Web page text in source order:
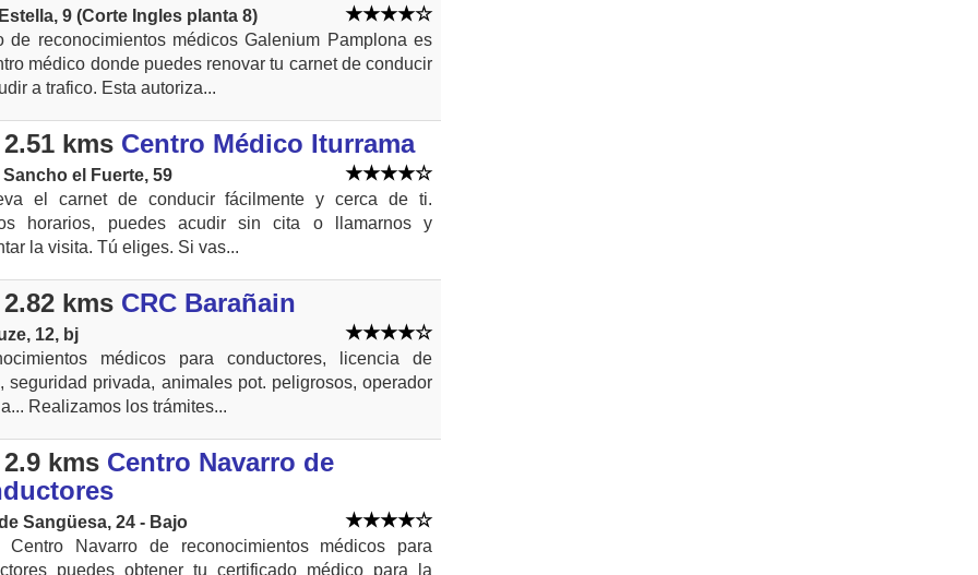
9 (Corte Ingles planta 8)
de reconocimientos médicos Galenium Pamplona es
médico donde puedes renovar tu carnet de conducir
a trafico. Esta autoriza...
kms Centro Médico Iturrama
el Fuerte, 59
el carnet de conducir fácilmente y cerca de ti.
horarios, puedes acudir sin cita o llamarnos y
la visita. Tú eliges. Si vas...
kms CRC Barañain
12, bj
médicos para conductores, licencia de
seguridad privada, animales pot. peligrosos, operador
Realizamos los trámites...
kms Centro Navarro de
Sangüesa, 24 - Bajo
Navarro de reconocimientos médicos para
puedes obtener tu certificado médico para la